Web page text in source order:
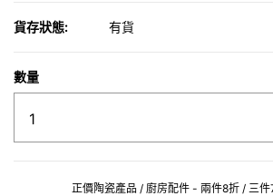
貨存狀態: 有貨
數量
正價陶瓷產品 / 廚房配件 - 兩件8折 / 三